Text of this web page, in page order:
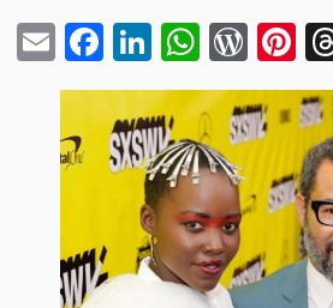
E
m
ai
l
F
a
c
e
o
Li
n
k
e
dI
n
W
h
at
s
A
p
p
W
or
d
re
Pi
nt
er
es
t